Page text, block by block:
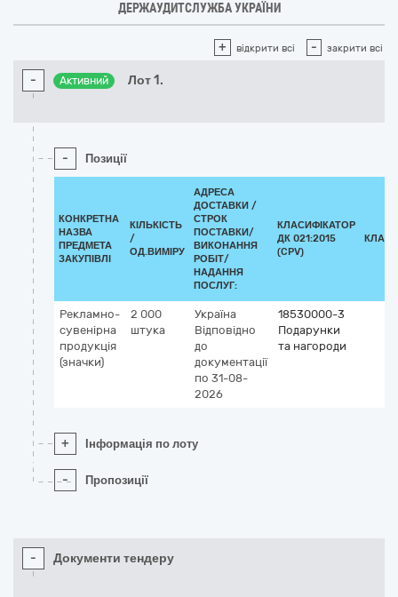
ДЕРЖАУДИТСЛУЖБА УКРАЇНИ
+ відкрити всі - закрити всі
- Активний Лот 1.
- Позиції
КОНКРЕТНА
НАЗВА
ПРЕДМЕТА
ЗАКУПІВЛІ
КІЛЬКІСТЬ
/
ОД.ВИМІРУ
АДРЕСА
ДОСТАВКИ /
СТРОК
ПОСТАВКИ/
ВИКОНАННЯ
РОБІТ/
НАДАННЯ
ПОСЛУГ:
КЛАСИФІКАТОР
ДК 021:2015
(CPV)
Рекламно-
сувенірна
продукція
(значки)
2 000
штука
Україна
Відповідно
до
документації
по 31-08-
2026
18530000-3
Подарунки
та нагороди
+ Інформація по лоту
- Пропозиції
- Документи тендеру